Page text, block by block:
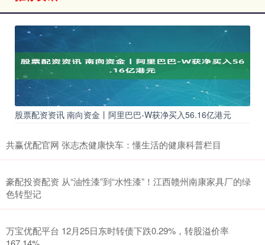
股票配资资讯 南向资金丨阿里巴巴-W获净买入56.16亿港元
共赢优配官网 张志杰健康快车：懂生活的健康科普栏目
豪配投资配资 从“油性漆”到“水性漆”！江西赣州南康家具厂的绿
色转型记
万宝优配平台 12月25日东时转债下跌0.29%，转股溢价率